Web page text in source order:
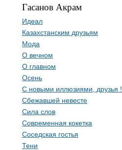
Гасанов Акрам
Идеал
Казахстанским друзьям
Мода
О вечном
О главном
Осень
С новыми иллюзиями, друзья !
Сбежавшей невесте
Сила слов
Современная кокетка
Соседская гостья
Тени